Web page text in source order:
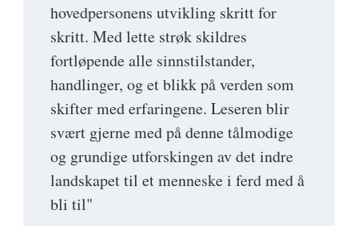
hovedpersonens utvikling skritt for
skritt. Med lette strøk skildres
fortløpende alle sinnstilstander,
handlinger, og et blikk på verden som
skifter med erfaringene. Leseren blir
svært gjerne med på denne tålmodige
og grundige utforskingen av det indre
landskapet til et menneske i ferd med å
bli til"